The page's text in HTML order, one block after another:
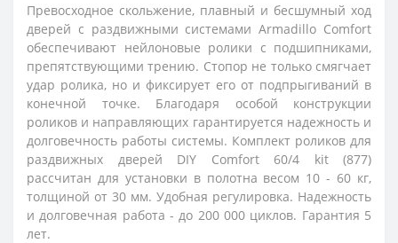
Превосходное скольжение, плавный и бесшумный ход
дверей с раздвижными системами Armadillo Comfort
обеспечивают нейлоновые ролики с подшипниками,
препятствующими трению. Стопор не только смягчает
удар ролика, но и фиксирует его от подпрыгиваний в
конечной точке. Благодаря особой конструкции
роликов и направляющих гарантируется надежность и
долговечность работы системы. Комплект роликов для
раздвижных дверей DIY Comfort 60/4 kit (877)
рассчитан для установки в полотна весом 10 - 60 кг,
толщиной от 30 мм. Удобная регулировка. Надежность
и долговечная работа - до 200 000 циклов. Гарантия 5
лет.